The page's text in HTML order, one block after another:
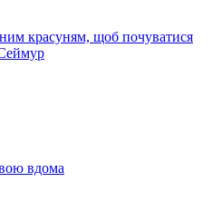
красуням, щоб почуватися
вдома